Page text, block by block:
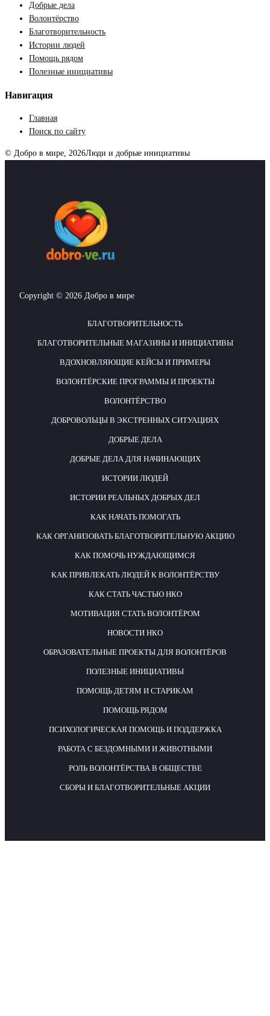
Добрые дела
Волонтёрство
Благотворительность
Истории людей
Помощь рядом
Полезные инициативы
Навигация
Главная
Поиск по сайту
© Добро в мире, 2026Люди и добрые инициативы
Copyright © 2026 Добро в мире
БЛАГОТВОРИТЕЛЬНОСТЬ
БЛАГОТВОРИТЕЛЬНЫЕ МАГАЗИНЫ И ИНИЦИАТИВЫ
ВДОХНОВЛЯЮЩИЕ КЕЙСЫ И ПРИМЕРЫ
ВОЛОНТЁРСКИЕ ПРОГРАММЫ И ПРОЕКТЫ
ВОЛОНТЁРСТВО
ДОБРОВОЛЬЦЫ В ЭКСТРЕННЫХ СИТУАЦИЯХ
ДОБРЫЕ ДЕЛА
ДОБРЫЕ ДЕЛА ДЛЯ НАЧИНАЮЩИХ
ИСТОРИИ ЛЮДЕЙ
ИСТОРИИ РЕАЛЬНЫХ ДОБРЫХ ДЕЛ
КАК НАЧАТЬ ПОМОГАТЬ
КАК ОРГАНИЗОВАТЬ БЛАГОТВОРИТЕЛЬНУЮ АКЦИЮ
КАК ПОМОЧЬ НУЖДАЮЩИМСЯ
КАК ПРИВЛЕКАТЬ ЛЮДЕЙ К ВОЛОНТЁРСТВУ
КАК СТАТЬ ЧАСТЬЮ НКО
МОТИВАЦИЯ СТАТЬ ВОЛОНТЁРОМ
НОВОСТИ НКО
ОБРАЗОВАТЕЛЬНЫЕ ПРОЕКТЫ ДЛЯ ВОЛОНТЁРОВ
ПОЛЕЗНЫЕ ИНИЦИАТИВЫ
ПОМОЩЬ ДЕТЯМ И СТАРИКАМ
ПОМОЩЬ РЯДОМ
ПСИХОЛОГИЧЕСКАЯ ПОМОЩЬ И ПОДДЕРЖКА
РАБОТА С БЕЗДОМНЫМИ И ЖИВОТНЫМИ
РОЛЬ ВОЛОНТЁРСТВА В ОБЩЕСТВЕ
СБОРЫ И БЛАГОТВОРИТЕЛЬНЫЕ АКЦИИ